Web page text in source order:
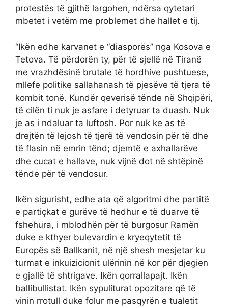
protestës të gjithë largohen, ndërsa qytetari
mbetet i vetëm me problemet dhe hallet e tij.
“Ikën edhe karvanet e “diasporës” nga Kosova e
Tetova. Të përdorën ty, për të sjellë në Tiranë
me vrazhdësinë brutale të hordhive pushtuese,
mllefe politike sallahanash të pjesëve të tjera të
kombit tonë. Kundër qeverisë tënde në Shqipëri,
të cilën ti nuk je asfare i detyruar ta duash. Nuk
je as i ndaluar ta luftosh. Por nuk ke as të
drejtën të lejosh të tjerë të vendosin për të dhe
të flasin në emrin tënd; djemtë e axhallarëve
dhe cucat e hallave, nuk vijnë dot në shtëpinë
tënde për të vendosur.
Ikën sigurisht, edhe ata që algoritmi dhe partitë
e partiçkat e gurëve të hedhur e të duarve të
fshehura, i mblodhën për të burgosur Ramën
duke e kthyer bulevardin e kryeqytetit të
Europës së Ballkanit, në një shesh mesjetar ku
turmat e inkuizicionit ulërinin në kor për djegien
e gjallë të shtrigave. Ikën qorrallapajt. Ikën
ballibullistat. Ikën sypuliturat opozitare që të
vinin rrotull duke folur me pasqyrën e tualetit